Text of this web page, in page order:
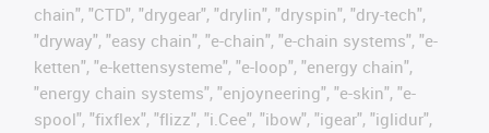
chain", "CTD", "drygear", "drylin", "dryspin", "dry-tech",
"dryway", "easy chain", "e-chain", "e-chain systems", "e-
ketten", "e-kettensysteme", "e-loop", "energy chain",
"energy chain systems", "enjoyneering", "e-skin", "e-
spool", "fixflex", "flizz", "i.Cee", "ibow", "igear", "iglidur",